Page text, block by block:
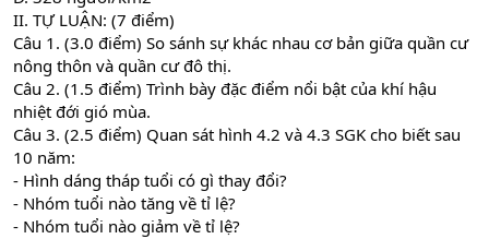
II. TỰ LUẬN: (7 điểm)
Câu 1. (3.0 điểm) So sánh sự khác nhau cơ bản giữa quần cư
nông thôn và quần cư đô thị.
Câu 2. (1.5 điểm) Trình bày đặc điểm nổi bật của khí hậu
nhiệt đới gió mùa.
Câu 3. (2.5 điểm) Quan sát hình 4.2 và 4.3 SGK cho biết sau
10 năm:
- Hình dáng tháp tuổi có gì thay đổi?
- Nhóm tuổi nào tăng về tỉ lệ?
- Nhóm tuổi nào giảm về tỉ lệ?